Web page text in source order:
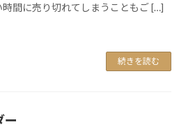
間に売り切れてしまうこともご […]
続きを読む
ー